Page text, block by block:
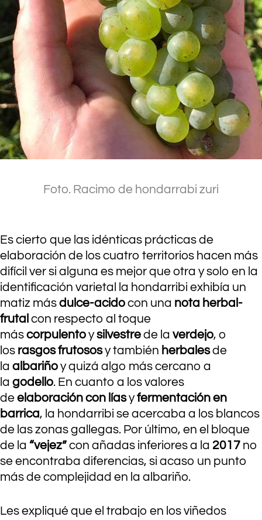
Foto. Racimo de hondarrabi zuri
Es cierto que las idénticas prácticas de
elaboración de los cuatro territorios hacen más
difícil ver si alguna es mejor que otra y solo en la
identificación varietal la hondarribi exhibía un
matiz másdulce-acidocon una nota herbal-
frutal con respecto al toque
máscorpulentoysilvestrede la verdejo, o
los rasgos frutososy también herbalesde
la albariñoy quizá algo más cercano a
la godello. En cuanto a los valores
deelaboración con líasyfermentación en
barrica, la hondarribi se acercaba a los blancos
de las zonas gallegas. Por último, en el bloque
de la “vejez”con añadas inferiores a la 2017 no
se encontraba diferencias, si acaso un punto
más de complejidad en la albariño.
Les expliqué que el trabajo en los viñedos